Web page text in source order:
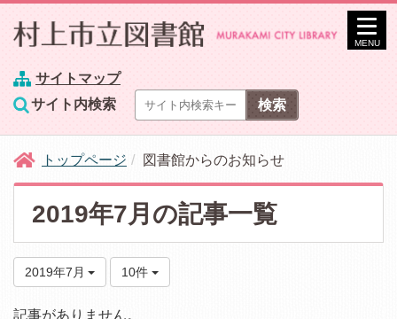
サイトマップ
サイト内検索
MENU
トップページ 図書館からのお知らせ
2019年7月の記事一覧
2019年7月 10件
記事がありません。